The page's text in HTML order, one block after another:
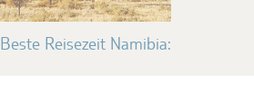
Beste Reisezeit Namibia: Tiere